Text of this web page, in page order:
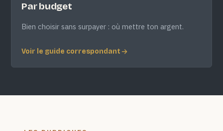
Par budget
Bien choisir sans surpayer : où mettre ton argent.
Voir le guide correspondant